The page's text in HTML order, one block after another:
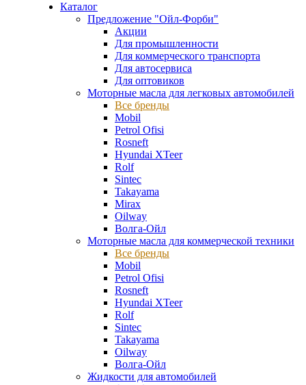
Каталог
Предложение "Ойл-Форби"
Акции
Для промышленности
Для коммерческого транспорта
Для автосервиса
Для оптовиков
Моторные масла для легковых автомобилей
Все бренды
Mobil
Petrol Ofisi
Rosneft
Hyundai XTeer
Rolf
Sintec
Takayama
Mirax
Oilway
Волга-Ойл
Моторные масла для коммерческой техники
Все бренды
Mobil
Petrol Ofisi
Rosneft
Hyundai XTeer
Rolf
Sintec
Takayama
Oilway
Волга-Ойл
Жидкости для автомобилей